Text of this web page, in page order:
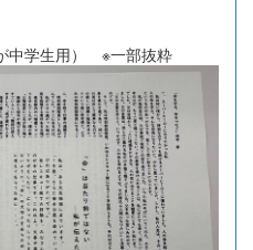
中学生用） ※一部抜粋